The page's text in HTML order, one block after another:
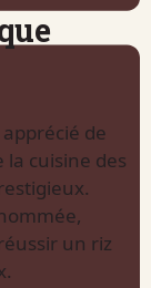
de
la cuisine des
un riz